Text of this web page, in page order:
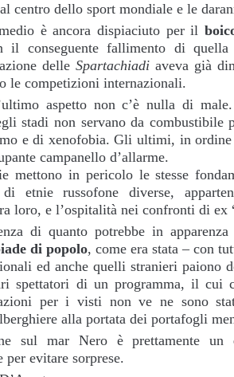
centro dello sport mondiale e le
è ancora dispiaciuto per il
il conseguente fallimento di quella
delle Spartachiadi aveva già
le competizioni internazionali.
aspetto non c’è nulla di
stadi non servano da combustibile
e di xenofobia. Gli ultimi, in
campanello d’allarme.
mettono in pericolo le stesse
etnie russofone diverse,
loro, e l’ospitalità nei confronti di
di quanto potrebbe in
di popolo, come era stata – con
ed anche quelli stranieri paiono
spettatori di un programma, il cui
per i visti non ve ne sono
alla portata dei portafogli
sul mar Nero è prettamente un
per evitare sorprese.